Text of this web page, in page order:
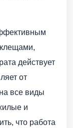
действует
от
все виды
и
что работа